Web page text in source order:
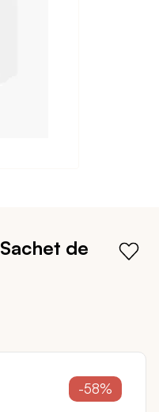
Sachet de
-58%